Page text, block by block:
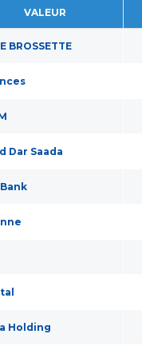
VALEUR
BROSSETTE
Dar Saada
Bank
Holding